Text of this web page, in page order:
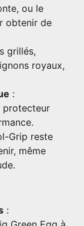
ou le
obtenir de
grillés,
royaux,
:
protecteur
Grip reste
même
: